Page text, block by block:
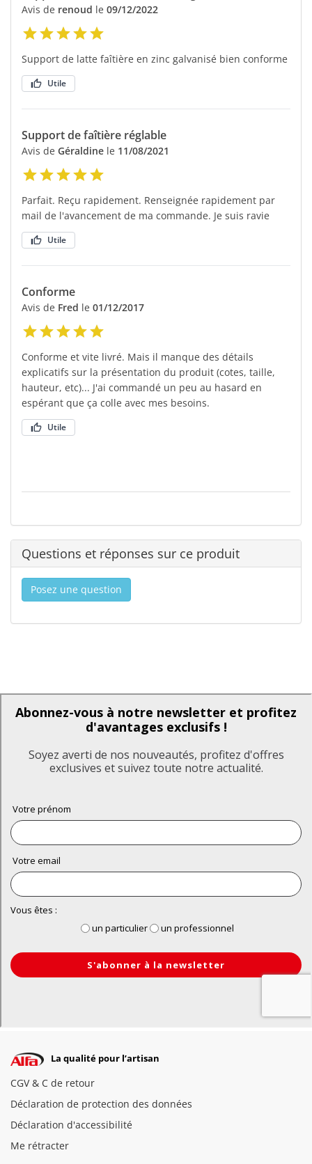
Avis de renoud le 09/12/2022
Support de latte faîtière en zinc galvanisé bien conforme
Utile
Support de faîtière réglable
Avis de Géraldine le 11/08/2021
Parfait. Reçu rapidement. Renseignée rapidement par
mail de l'avancement de ma commande. Je suis ravie
Utile
Conforme
Avis de Fred le 01/12/2017
Conforme et vite livré. Mais il manque des détails
explicatifs sur la présentation du produit (cotes, taille,
hauteur, etc)... J'ai commandé un peu au hasard en
espérant que ça colle avec mes besoins.
Utile
Questions et réponses sur ce produit
Posez une question
La qualité pour l’artisan
CGV & C de retour
Déclaration de protection des données
Déclaration d'accessibilité
Me rétracter